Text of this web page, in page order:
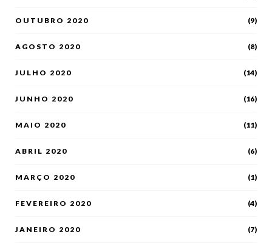
OUTUBRO 2020 (9)
AGOSTO 2020 (8)
JULHO 2020 (14)
JUNHO 2020 (16)
MAIO 2020 (11)
ABRIL 2020 (6)
MARÇO 2020 (1)
FEVEREIRO 2020 (4)
JANEIRO 2020 (7)